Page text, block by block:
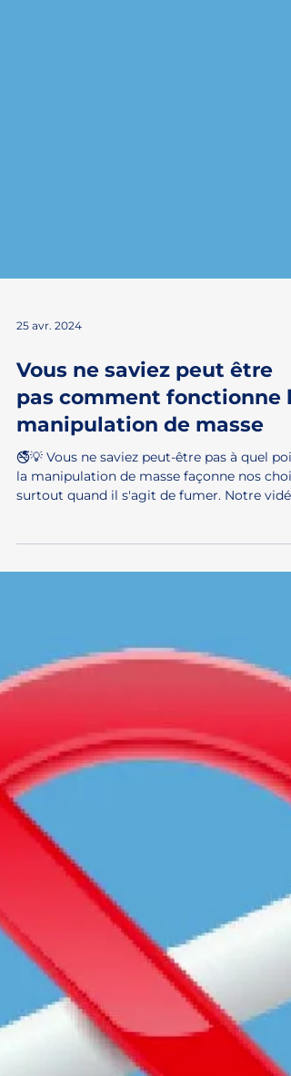
25 avr. 2024
Vous ne saviez peut être
pas comment fonctionne
manipulation de masse
🚭💡 Vous ne saviez peut-être pas à quel